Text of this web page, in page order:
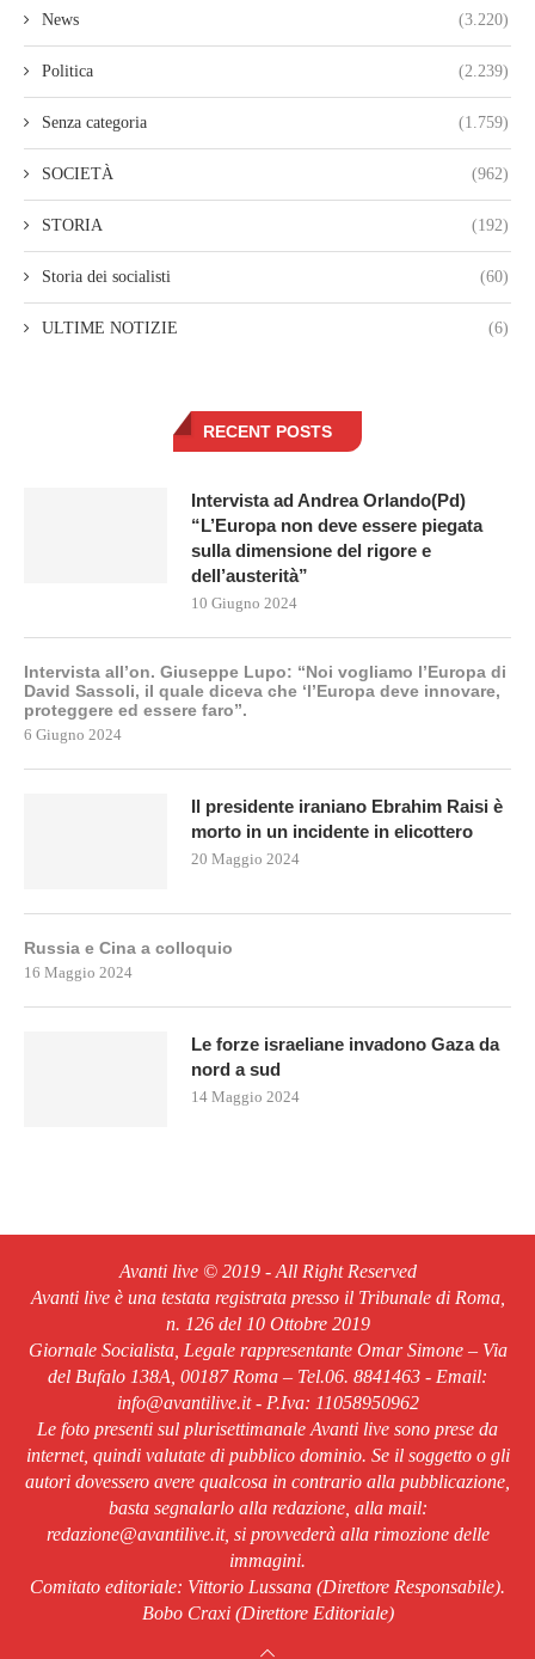
News (3.220)
Politica (2.239)
Senza categoria (1.759)
SOCIETÀ (962)
STORIA (192)
Storia dei socialisti (60)
ULTIME NOTIZIE (6)
RECENT POSTS
Intervista ad Andrea Orlando(Pd)
“L’Europa non deve essere piegata
sulla dimensione del rigore e
dell’austerità”
10 Giugno 2024
Intervista all’on. Giuseppe Lupo: “Noi vogliamo l’Europa di
David Sassoli, il quale diceva che ‘l’Europa deve innovare,
proteggere ed essere faro”.
6 Giugno 2024
Il presidente iraniano Ebrahim Raisi è
morto in un incidente in elicottero
20 Maggio 2024
Russia e Cina a colloquio
16 Maggio 2024
Le forze israeliane invadono Gaza da
nord a sud
14 Maggio 2024
Avanti live © 2019 - All Right Reserved
Avanti live è una testata registrata presso il Tribunale di Roma,
n. 126 del 10 Ottobre 2019
Giornale Socialista, Legale rappresentante Omar Simone – Via
del Bufalo 138A, 00187 Roma – Tel.06. 8841463 - Email:
info@avantilive.it - P.Iva: 11058950962
Le foto presenti sul plurisettimanale Avanti live sono prese da
internet, quindi valutate di pubblico dominio. Se il soggetto o gli
autori dovessero avere qualcosa in contrario alla pubblicazione,
basta segnalarlo alla redazione, alla mail:
redazione@avantilive.it, si provvederà alla rimozione delle
immagini.
Comitato editoriale: Vittorio Lussana (Direttore Responsabile).
Bobo Craxi (Direttore Editoriale)